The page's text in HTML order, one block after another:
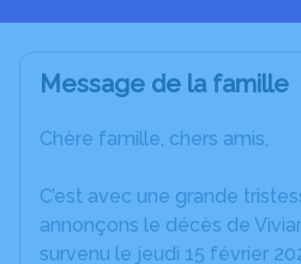
Message de la famille
Chère famille, chers amis,
C’est avec une grande
annonçons le décès de
survenu le jeudi 15 février